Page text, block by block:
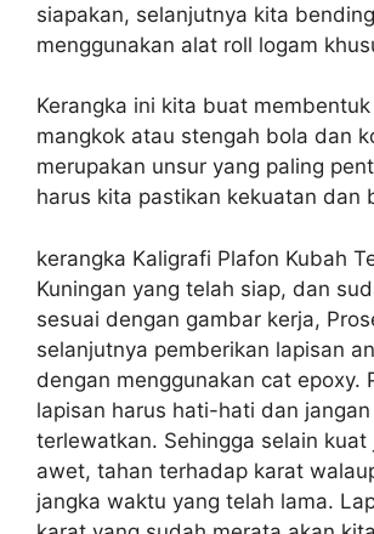
siapakan, selanjutnya kita bending
menggunakan alat roll logam
Kerangka ini kita buat
mangkok atau stengah bola dan
merupakan unsur yang paling
harus kita pastikan kekuatan dan
kerangka Kaligrafi Plafon Kubah
Kuningan yang telah siap, dan
sesuai dengan gambar kerja,
selanjutnya pemberikan lapisan
dengan menggunakan cat epoxy.
lapisan harus hati-hati dan
terlewatkan. Sehingga selain kuat
awet, tahan terhadap karat
jangka waktu yang telah lama.